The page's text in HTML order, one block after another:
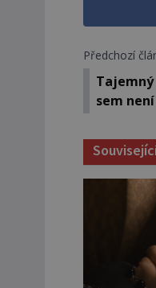
Předchozí
Tajemný
sem